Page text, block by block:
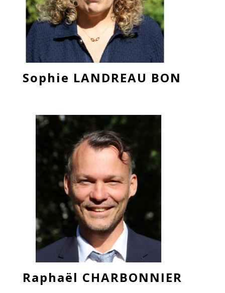
Sophie LANDREAU BON
Raphaël CHARBONNIER